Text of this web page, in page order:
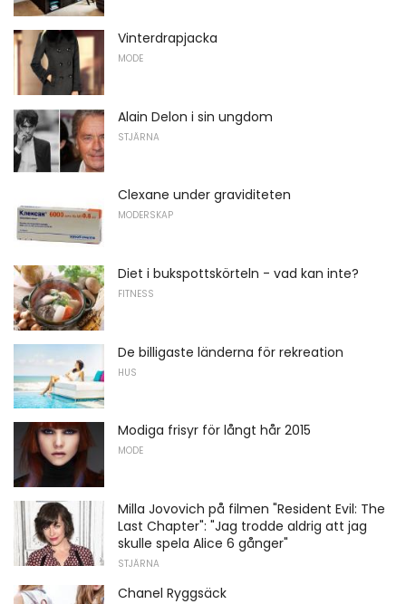
Vinterdrapjacka
MODE
Alain Delon i sin ungdom
STJÄRNA
Clexane under graviditeten
MODERSKAP
Diet i bukspottskörteln - vad kan inte?
FITNESS
De billigaste länderna för rekreation
HUS
Modiga frisyr för långt hår 2015
MODE
Milla Jovovich på filmen "Resident Evil: The
Last Chapter": "Jag trodde aldrig att jag
skulle spela Alice 6 gånger"
STJÄRNA
Chanel Ryggsäck